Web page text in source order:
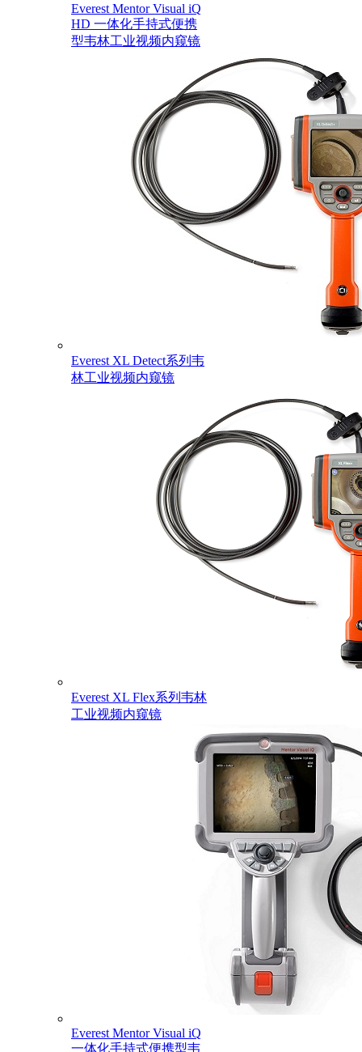
Everest Mentor Visual iQ
HD 一体化手持式便携
型韦林工业视频内窥镜
Everest XL Detect系列韦
林工业视频内窥镜
Everest XL Flex系列韦林
工业视频内窥镜
Everest Mentor Visual iQ
一体化手持式便携型韦